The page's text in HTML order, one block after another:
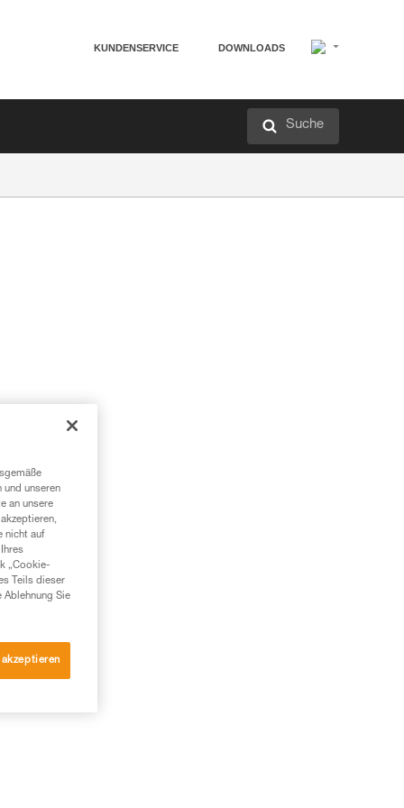
KUNDENSERVICE DOWNLOADS
Suche
und unseren
an unsere
nicht auf
„Cookie-
Teils dieser
Ablehnung Sie